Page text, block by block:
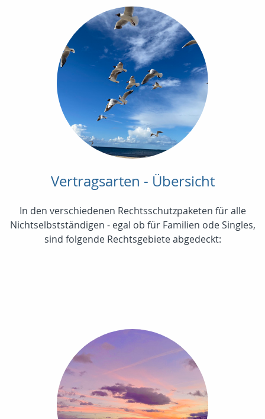
Vertragsarten - Übersicht
In den verschiedenen Rechtsschutzpaketen für alle
Nichtselbstständigen - egal ob für Familien ode Singles,
sind folgende Rechtsgebiete abgedeckt: